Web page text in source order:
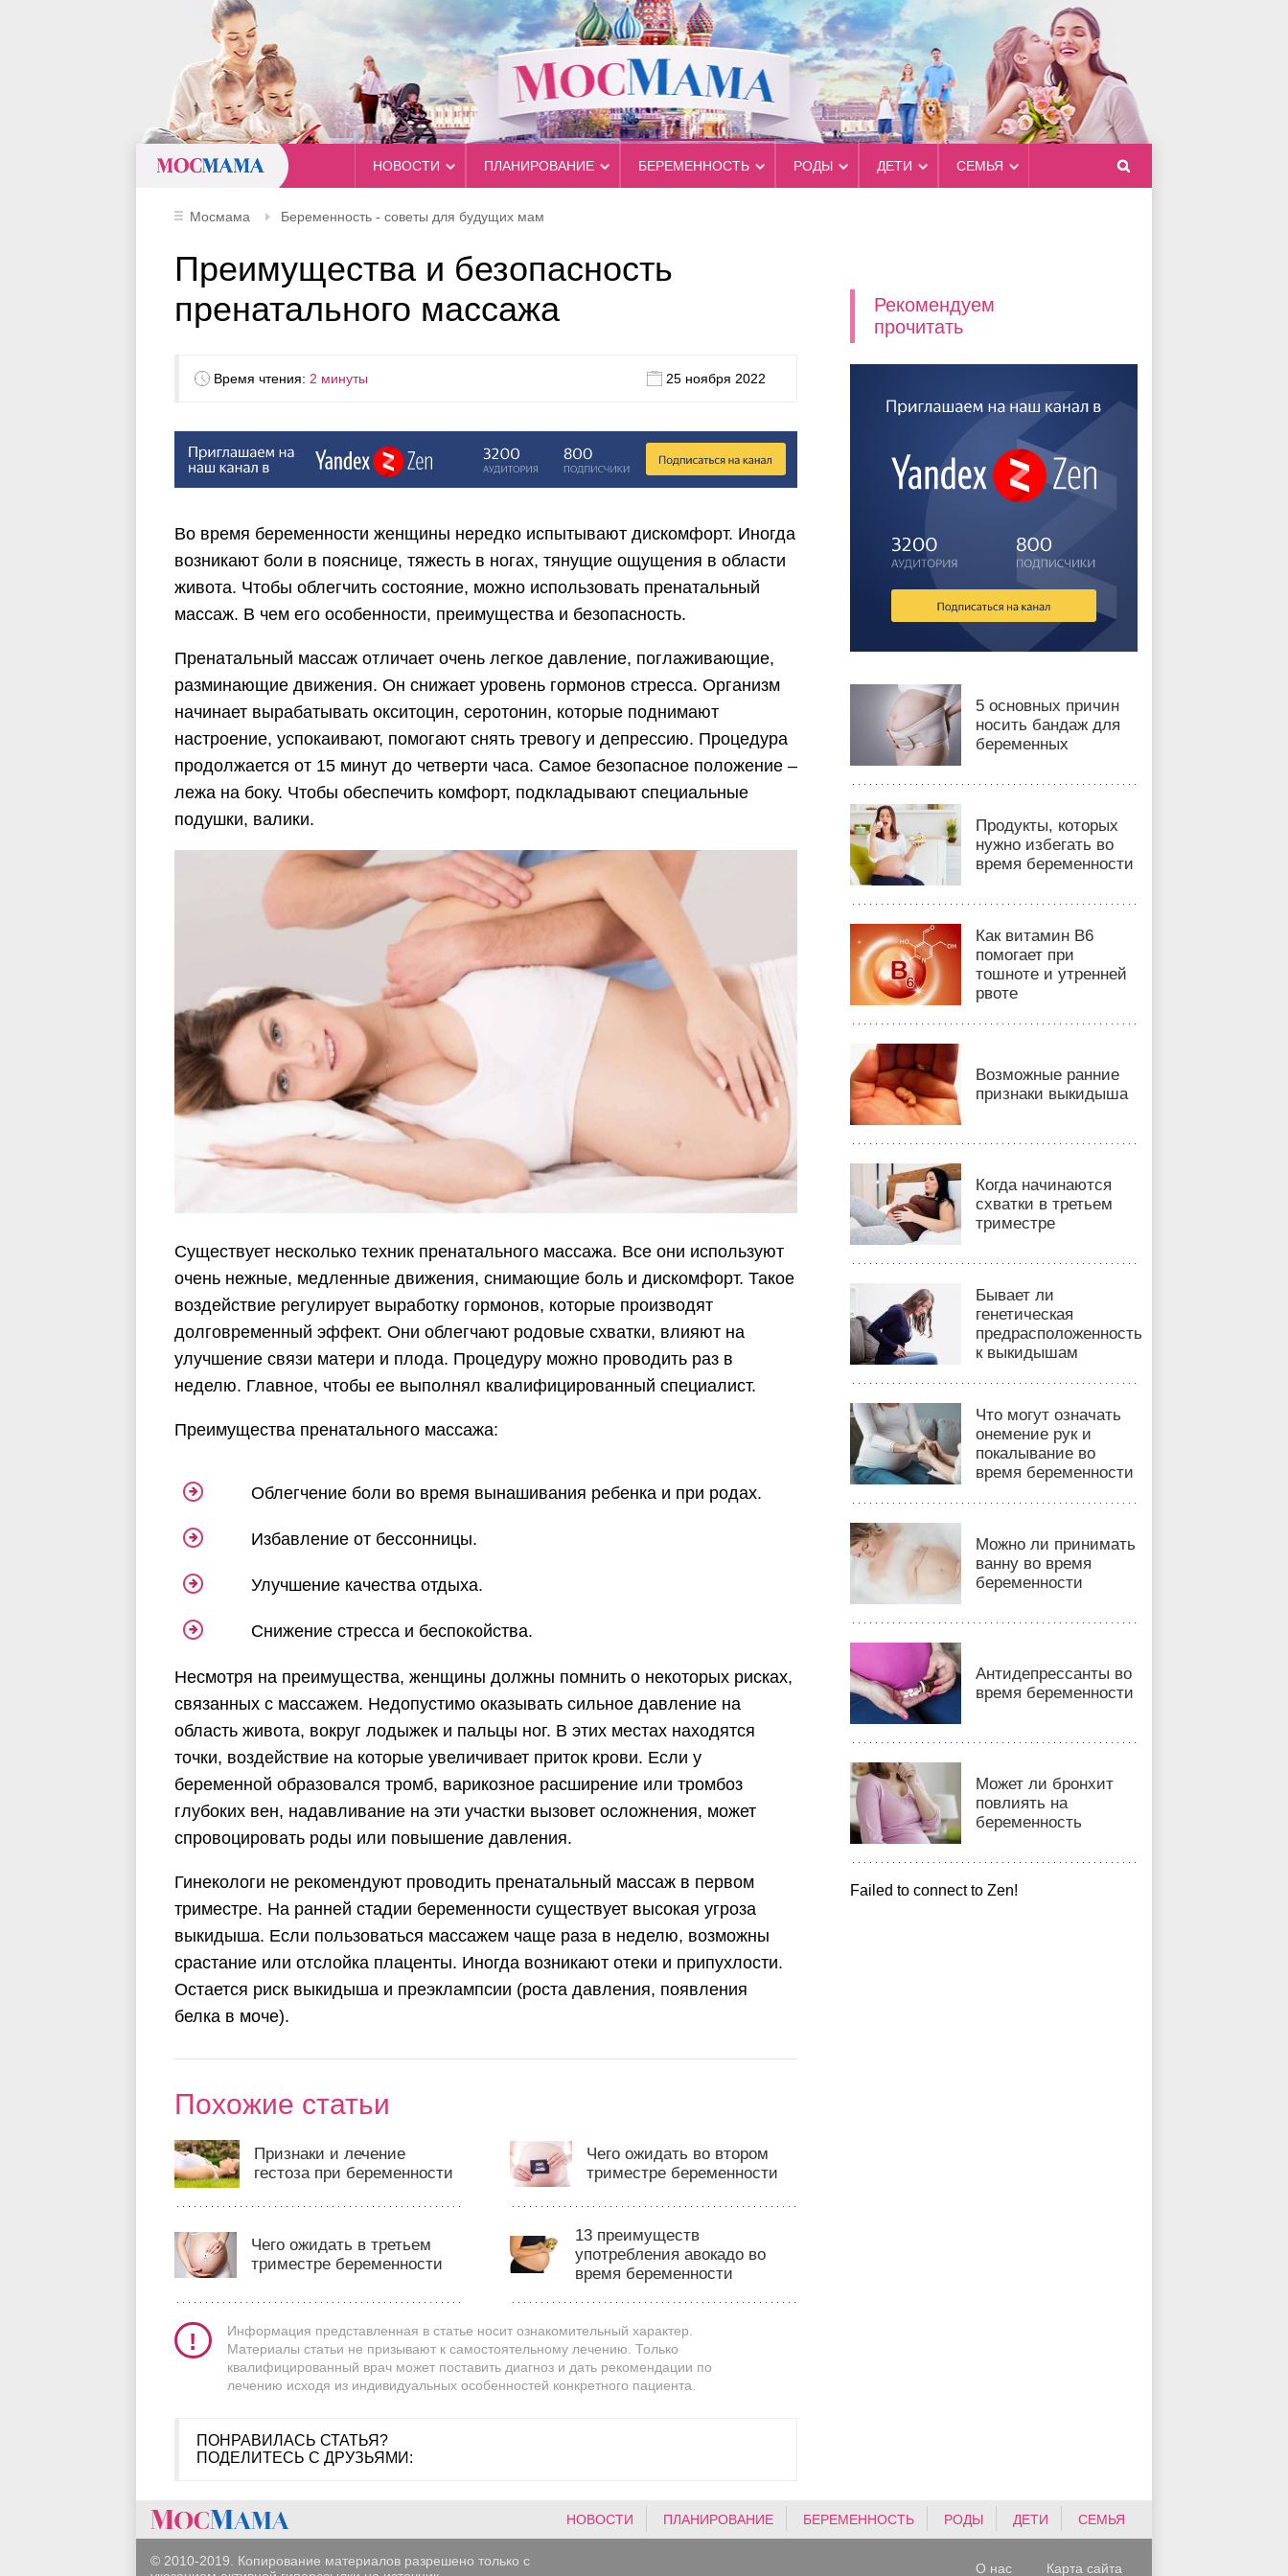
НОВОСТИ ПЛАНИРОВАНИЕ БЕРЕМЕННОСТЬ РОДЫ ДЕТИ СЕМЬЯ
Мосмама Беременность - советы для будущих мам
Преимущества и безопасность
пренатального массажа
Время чтения: 2 минуты 25 ноября 2022
Во время беременности женщины нередко испытывают дискомфорт. Иногда
возникают боли в пояснице, тяжесть в ногах, тянущие ощущения в области
живота. Чтобы облегчить состояние, можно использовать пренатальный
массаж. В чем его особенности, преимущества и безопасность.
Пренатальный массаж отличает очень легкое давление, поглаживающие,
разминающие движения. Он снижает уровень гормонов стресса. Организм
начинает вырабатывать окситоцин, серотонин, которые поднимают
настроение, успокаивают, помогают снять тревогу и депрессию. Процедура
продолжается от 15 минут до четверти часа. Самое безопасное положение –
лежа на боку. Чтобы обеспечить комфорт, подкладывают специальные
подушки, валики.
Существует несколько техник пренатального массажа. Все они используют
очень нежные, медленные движения, снимающие боль и дискомфорт. Такое
воздействие регулирует выработку гормонов, которые производят
долговременный эффект. Они облегчают родовые схватки, влияют на
улучшение связи матери и плода. Процедуру можно проводить раз в
неделю. Главное, чтобы ее выполнял квалифицированный специалист.
Преимущества пренатального массажа:
Облегчение боли во время вынашивания ребенка и при родах.
Избавление от бессонницы.
Улучшение качества отдыха.
Снижение стресса и беспокойства.
Несмотря на преимущества, женщины должны помнить о некоторых рисках,
связанных с массажем. Недопустимо оказывать сильное давление на
область живота, вокруг лодыжек и пальцы ног. В этих местах находятся
точки, воздействие на которые увеличивает приток крови. Если у
беременной образовался тромб, варикозное расширение или тромбоз
глубоких вен, надавливание на эти участки вызовет осложнения, может
спровоцировать роды или повышение давления.
Гинекологи не рекомендуют проводить пренатальный массаж в первом
триместре. На ранней стадии беременности существует высокая угроза
выкидыша. Если пользоваться массажем чаще раза в неделю, возможны
срастание или отслойка плаценты. Иногда возникают отеки и припухлости.
Остается риск выкидыша и преэклампсии (роста давления, появления
белка в моче).
Похожие статьи
Признаки и лечение
гестоза при беременности
Чего ожидать во втором
триместре беременности
Чего ожидать в третьем
триместре беременности
13 преимуществ
употребления авокадо во
время беременности
Информация представленная в статье носит ознакомительный характер.
Материалы статьи не призывают к самостоятельному лечению. Только
квалифицированный врач может поставить диагноз и дать рекомендации по
лечению исходя из индивидуальных особенностей конкретного пациента.
ПОНРАВИЛАСЬ СТАТЬЯ?
ПОДЕЛИТЕСЬ С ДРУЗЬЯМИ:
Рекомендуем
прочитать
5 основных причин
носить бандаж для
беременных
Продукты, которых
нужно избегать во
время беременности
Как витамин B6
помогает при
тошноте и утренней
рвоте
Возможные ранние
признаки выкидыша
Когда начинаются
схватки в третьем
триместре
Бывает ли
генетическая
предрасположенность
к выкидышам
Что могут означать
онемение рук и
покалывание во
время беременности
Можно ли принимать
ванну во время
беременности
Антидепрессанты во
время беременности
Может ли бронхит
повлиять на
беременность
Failed to connect to Zen!
НОВОСТИ ПЛАНИРОВАНИЕ БЕРЕМЕННОСТЬ РОДЫ ДЕТИ СЕМЬЯ
© 2010-2019. Копирование материалов разрешено только с
О нас Карта сайта